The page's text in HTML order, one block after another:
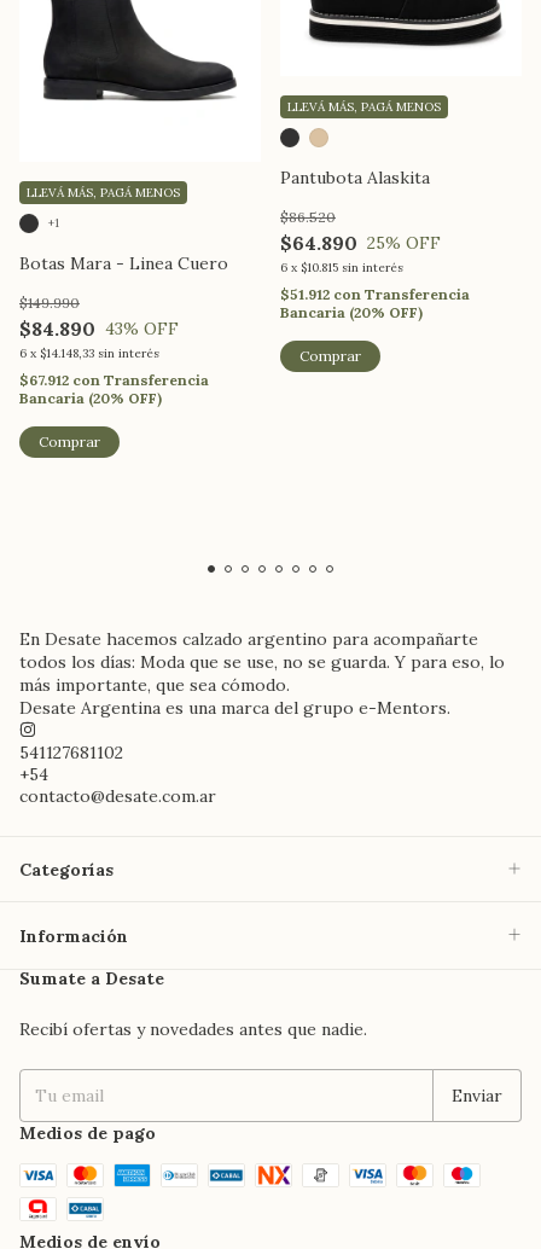
Botas Mara - Linea Cuero
$84.890
$149.990
43% OFF
6 x $14.148,33 sin interés
LLEVÁ MÁS, PAGÁ MENOS
$67.912 con Transferencia
Bancaria (20% OFF)
+1
Comprar
Pantubota Alaskita
$64.890
$86.520
25% OFF
6 x $10.815 sin interés
LLEVÁ MÁS, PAGÁ MENOS
$51.912 con Transferencia
Bancaria (20% OFF)
Comprar
En Desate hacemos calzado argentino para acompañarte
todos los días: Moda que se use, no se guarda. Y para eso, lo
más importante, que sea cómodo.
Desate Argentina es una marca del grupo e-Mentors.
541127681102
+54
contacto@desate.com.ar
Categorías
Información
Sumate a Desate
Recibí ofertas y novedades antes que nadie.
Medios de pago
Medios de envío